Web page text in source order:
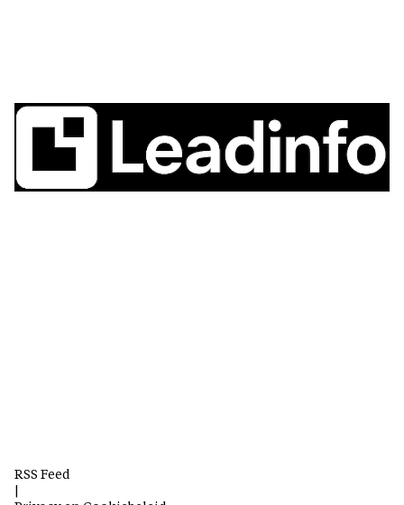
RSS Feed